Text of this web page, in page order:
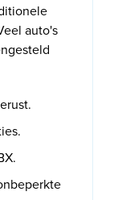
auto's